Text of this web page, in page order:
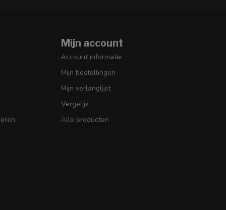
Mijn account
Account informatie
Mijn bestellingen
Mijn verlanglijst
Vergelijk
Alle producten